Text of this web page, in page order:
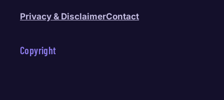
Privacy & DisclaimerContact
Copyright